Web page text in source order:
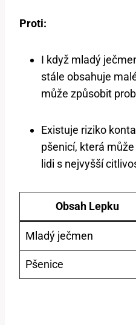
Proti:
I když mladý
stále obsahuje
může způsobit
Existuje riziko
pšenicí, která
lidi s nejvyšší
Obsah Lepku
Mladý ječmen
Pšenice